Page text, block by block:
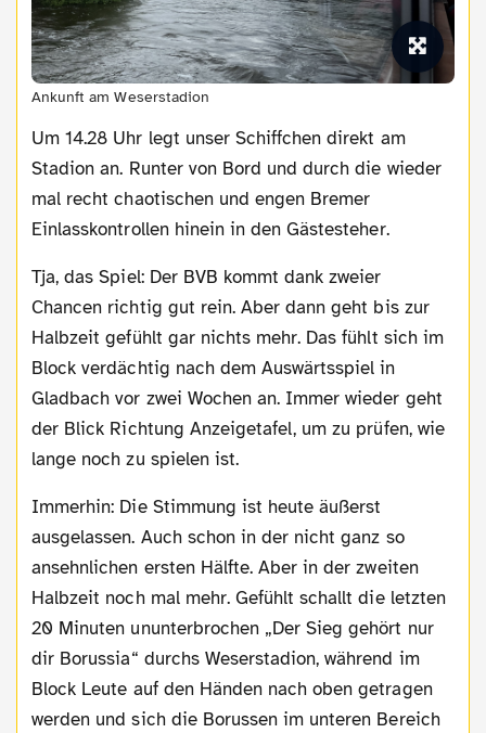
Ankunft am Weserstadion
Um 14.28 Uhr legt unser Schiffchen direkt am
Stadion an. Runter von Bord und durch die wieder
mal recht chaotischen und engen Bremer
Einlasskontrollen hinein in den Gästesteher.
Tja, das Spiel: Der BVB kommt dank zweier
Chancen richtig gut rein. Aber dann geht bis zur
Halbzeit gefühlt gar nichts mehr. Das fühlt sich im
Block verdächtig nach dem Auswärtsspiel in
Gladbach vor zwei Wochen an. Immer wieder geht
der Blick Richtung Anzeigetafel, um zu prüfen, wie
lange noch zu spielen ist.
Immerhin: Die Stimmung ist heute äußerst
ausgelassen. Auch schon in der nicht ganz so
ansehnlichen ersten Hälfte. Aber in der zweiten
Halbzeit noch mal mehr. Gefühlt schallt die letzten
20 Minuten ununterbrochen „Der Sieg gehört nur
dir Borussia“ durchs Weserstadion, während im
Block Leute auf den Händen nach oben getragen
werden und sich die Borussen im unteren Bereich